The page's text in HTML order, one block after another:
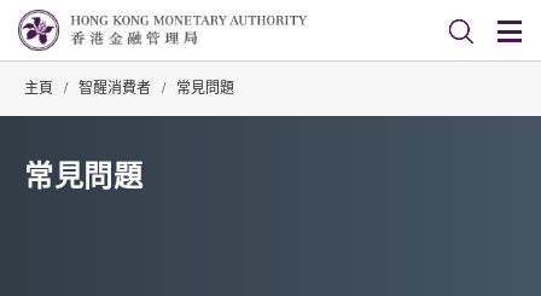
主頁 / 智醒消費者 / 常見問題
常見問題